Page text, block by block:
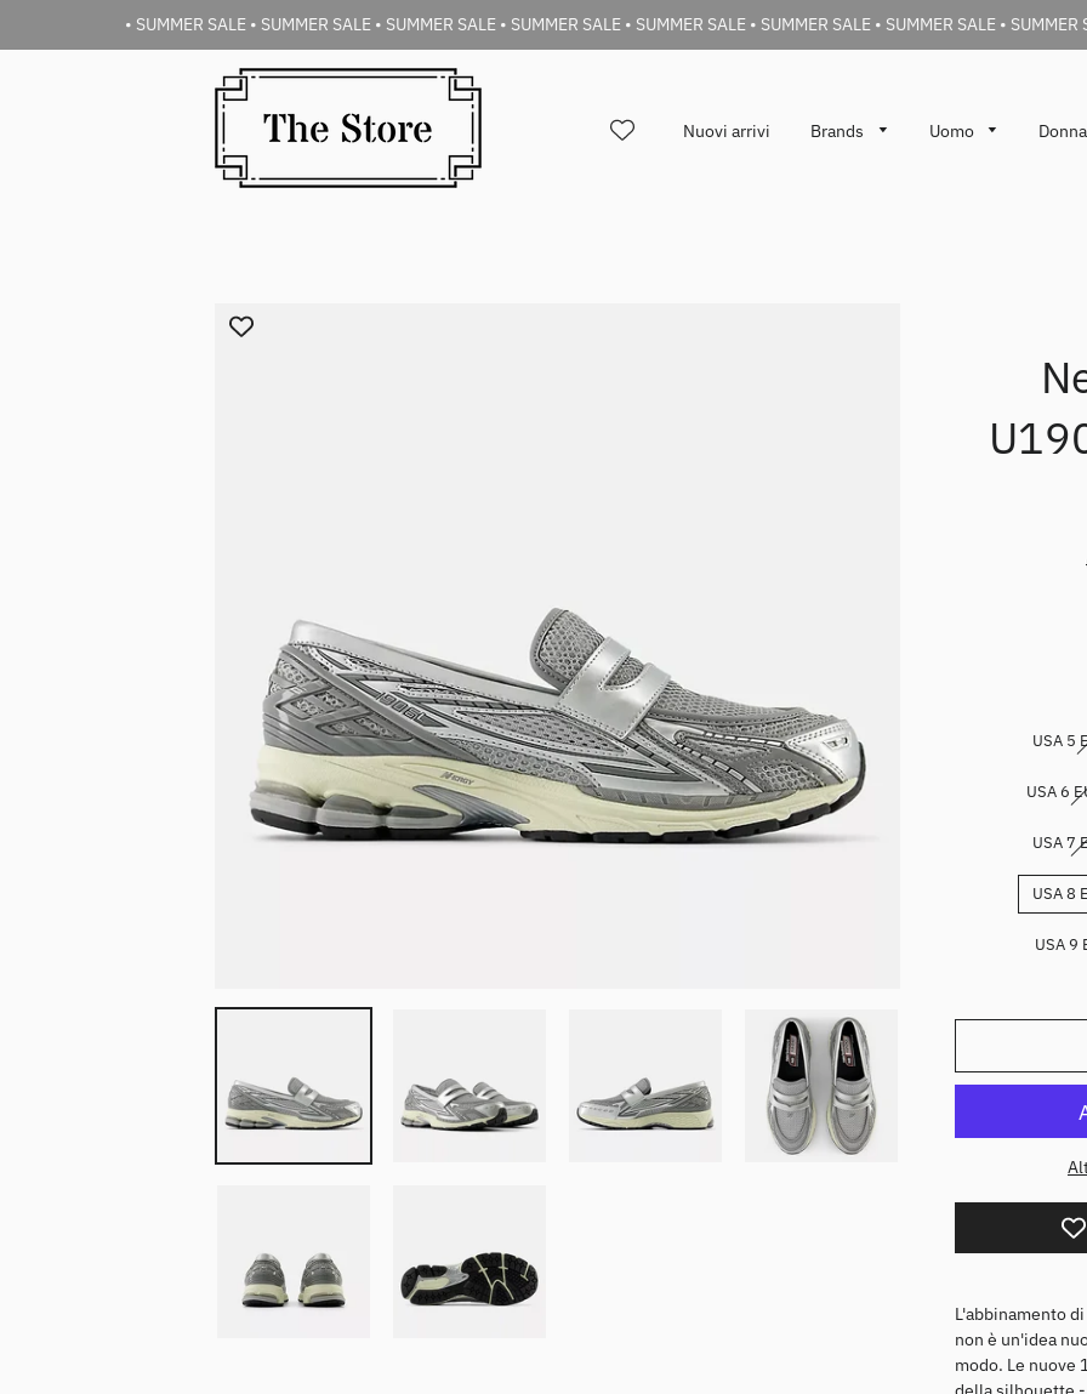
• SUMMER SALE • SUMMER SALE • SUMMER SALE • SUMMER SALE • SUMMER SALE • SUMMER SALE • SUMMER SALE •
Nuovi arrivi Brands Uomo Donna
USA 5
USA 6
USA 7
USA 8
USA 9
L'abbinamento
non è un'idea
modo. Le nuove